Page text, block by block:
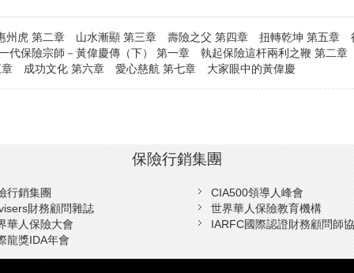
州虎 第二章 山水漸顯 第三章 壽險之父 第四章 扭轉乾坤 第五章
保險宗師－黃偉慶傳（下） 第一章 執起保險這杆兩利之鞭 第二
成功文化 第六章 愛心慈航 第七章 大家眼中的黃偉慶
保險行銷集團
行銷集團
財務顧問雜誌
華人保險大會
龍獎IDA年會
CIA500領導人峰會
世界華人保險教育機構
IARFC國際認證財務顧問師